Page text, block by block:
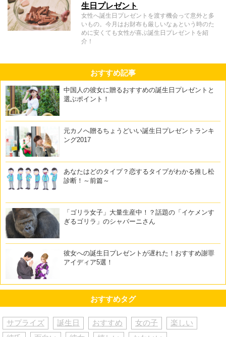
生日プレゼント
女性へ誕生日プレゼントを渡す機会って意外と多
いもの。今月はお財布も厳しいなぁという時のた
めに安くても女性が喜ぶ誕生日プレゼントを紹
介！
おすすめ記事
中国人の彼女に贈るおすすめの誕生日プレゼントと
選ぶポイント！
元カノへ贈るちょうどいい誕生日プレゼントランキ
ング2017
あなたはどのタイプ？恋するタイプがわかる推し松
診断！～前篇～
「ゴリラ女子」大量生産中！？話題の「イケメンす
ぎるゴリラ」のシャバーニさん
彼女への誕生日プレゼントが遅れた！おすすめ謝罪
アイディア5選！
おすすめタグ
サプライズ 誕生日 おすすめ 女の子
楽しい